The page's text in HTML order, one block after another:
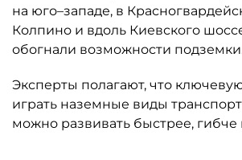
на юго–западе, в
Колпино и вдоль Киевского
обогнали возможности
Эксперты полагают, что
играть наземные виды
можно развивать быстрее,